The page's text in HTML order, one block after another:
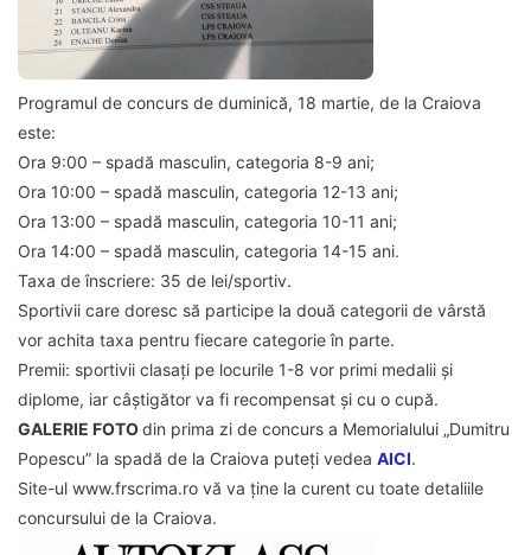
Programul de concurs de duminică, 18 martie, de la Craiova
este:
Ora 9:00 – spadă masculin, categoria 8-9 ani;
Ora 10:00 – spadă masculin, categoria 12-13 ani;
Ora 13:00 – spadă masculin, categoria 10-11 ani;
Ora 14:00 – spadă masculin, categoria 14-15 ani.
Taxa de înscriere: 35 de lei/sportiv.
Sportivii care doresc să participe la două categorii de vârstă
vor achita taxa pentru fiecare categorie în parte.
Premii: sportivii clasați pe locurile 1-8 vor primi medalii și
diplome, iar câștigător va fi recompensat și cu o cupă.
GALERIE FOTOdin prima zi de concurs a Memorialului „Dumitru
Popescu” la spadă de la Craiova puteți vedea AICI.
Site-ul www.frscrima.ro vă va ține la curent cu toate detaliile
concursului de la Craiova.